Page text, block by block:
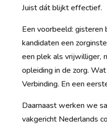
Juist dát blijkt effectief.
Een voorbeeld:
kandidaten een
een plek als vrijwilliger,
opleiding in de zorg.
Verbinding. En een
Daarnaast werken we
vakgericht Nederlands